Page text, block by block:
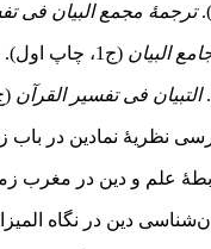
ترجمۀ مجمع البیان فی
البیان (ج1، چاپ اول). بیروت: دارهجر.
التبیان فی تفسیر القرآن (ج5). بیروت: دار